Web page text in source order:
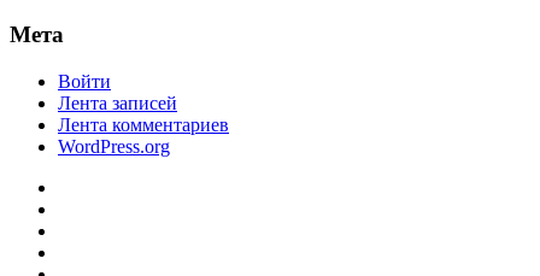
Мета
Войти
Лента записей
Лента комментариев
WordPress.org